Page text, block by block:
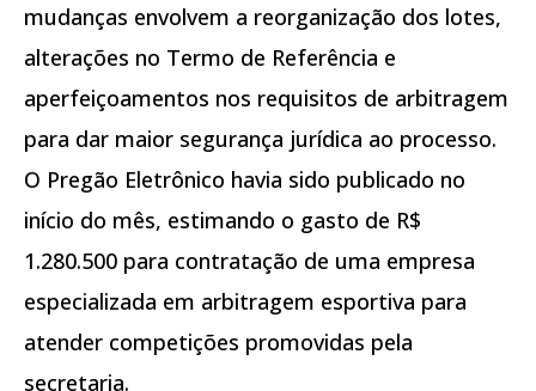
mudanças envolvem a reorganização dos lotes,
alterações no Termo de Referência e
aperfeiçoamentos nos requisitos de arbitragem
para dar maior segurança jurídica ao processo.
O Pregão Eletrônico havia sido publicado no
início do mês, estimando o gasto de R$
1.280.500 para contratação de uma empresa
especializada em arbitragem esportiva para
atender competições promovidas pela
secretaria.